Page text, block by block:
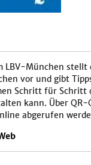
LBV-München
vor und gibt
Schritt für Schritt
kann. Über QR-
abgerufen